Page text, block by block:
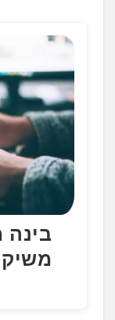
.
בינה